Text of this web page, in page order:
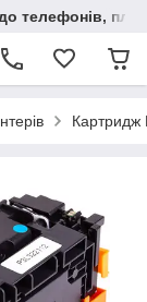
телефонів,
Картридж